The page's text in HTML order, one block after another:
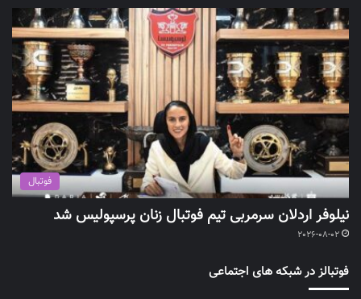
فوتبال
نیلوفر اردلان سرمربی تیم فوتبال زنان پرسپولیس شد
2026-08-02
فوتبالز در شبکه های اجتماعی